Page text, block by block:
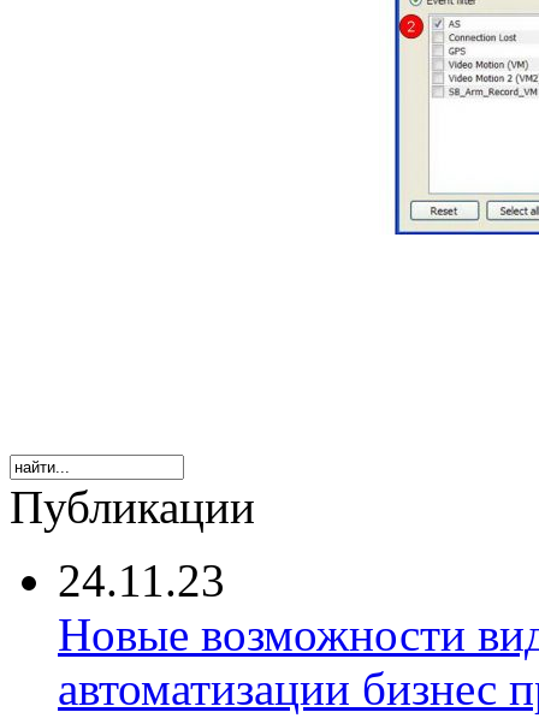
Публикации
24.11.23
Новые возможности
автоматизации бизнес